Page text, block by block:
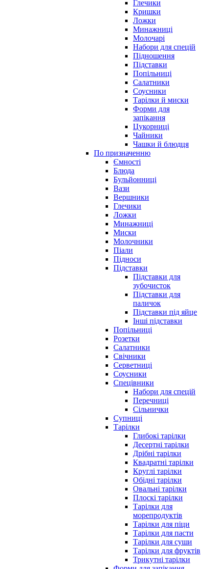
Глечики
Кришки
Ложки
Минажниці
Молочарі
Набори для спецій
Підношення
Підставки
Попільниці
Салатники
Соусники
Тарілки й миски
Форми для
запікання
Цукорниці
Чайники
Чашки й блюдця
По призначенню
Ємності
Блюда
Бульйонниці
Вази
Вершники
Глечики
Ложки
Минажниці
Миски
Молочники
Піали
Підноси
Підставки
Підставки для
зубочисток
Підставки для
паличок
Підставки під яйце
Інші підставки
Попільниці
Розетки
Салатники
Свічники
Серветниці
Соусники
Спецівники
Набори для спецій
Перечниці
Сільнички
Супниці
Тарілки
Глибокі тарілки
Десертні тарілки
Дрібні тарілки
Квадратні тарілки
Круглі тарілки
Обідні тарілки
Овальні тарілки
Плоскі тарілки
Тарілки для
морепродуктів
Тарілки для піци
Тарілки для пасти
Тарілки для суши
Тарілки для фруктів
Трикутні тарілки